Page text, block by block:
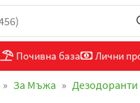
Почивна база Лични
За Мъжа Дезодоранти